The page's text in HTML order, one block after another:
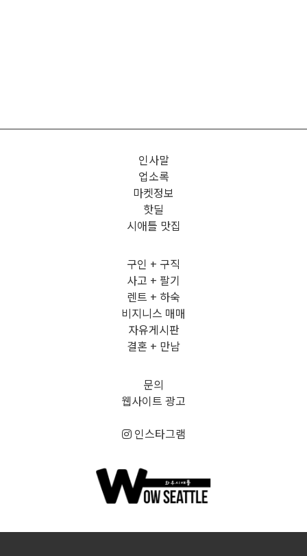
인사말
업소록
마켓정보
핫딜
시애틀 맛집
구인 + 구직
사고 + 팔기
렌트 + 하숙
비지니스 매매
자유게시판
결혼 + 만남
문의
웹사이트 광고
인스타그램